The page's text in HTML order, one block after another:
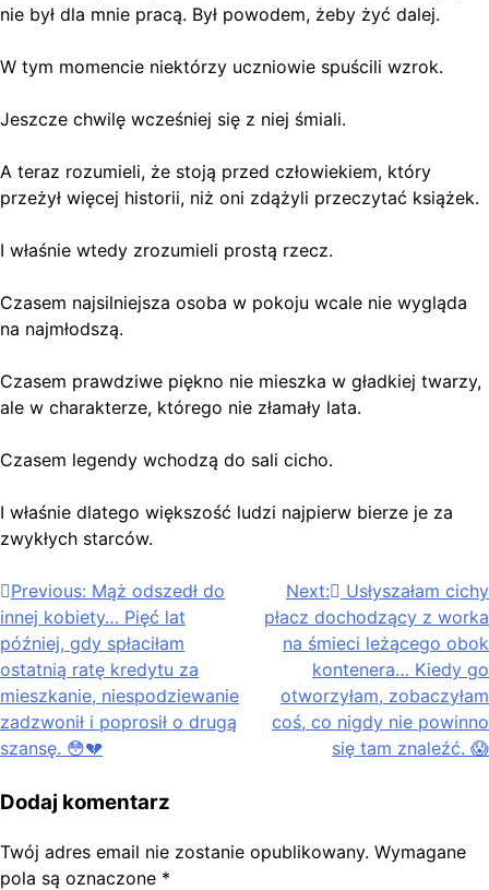
nie był dla mnie pracą. Był powodem, żeby żyć dalej.
W tym momencie niektórzy uczniowie spuścili wzrok.
Jeszcze chwilę wcześniej się z niej śmiali.
A teraz rozumieli, że stoją przed człowiekiem, który
przeżył więcej historii, niż oni zdążyli przeczytać książek.
I właśnie wtedy zrozumieli prostą rzecz.
Czasem najsilniejsza osoba w pokoju wcale nie wygląda
na najmłodszą.
Czasem prawdziwe piękno nie mieszka w gładkiej twarzy,
ale w charakterze, którego nie złamały lata.
Czasem legendy wchodzą do sali cicho.
I właśnie dlatego większość ludzi najpierw bierze je za
zwykłych starców.
Nawigacja
wpisu
Previous: Mąż odszedł do
innej kobiety… Pięć lat
później, gdy spłaciłam
ostatnią ratę kredytu za
mieszkanie, niespodziewanie
zadzwonił i poprosił o drugą
szansę. 😳💔
Next:
Usłyszałam cichy
płacz dochodzący z worka
na śmieci leżącego obok
kontenera… Kiedy go
otworzyłam, zobaczyłam
coś, co nigdy nie powinno
się tam znaleźć. 😱
Dodaj komentarz
Twój adres email nie zostanie opublikowany. Wymagane
pola są oznaczone *